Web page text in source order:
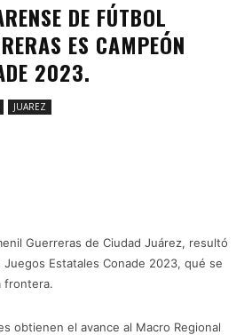
DE FÚTBOL
ES CAMPEÓN
2023.
JUAREZ
Guerreras de Ciudad Juárez, resultó
Estatales Conade 2023, qué se
frontera.
obtienen el avance al Macro Regional